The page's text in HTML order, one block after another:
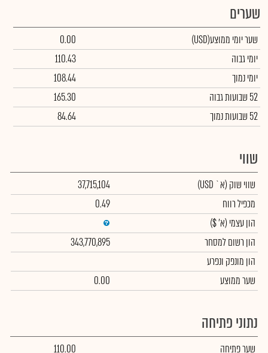
שערים
שער יומי ממוצע(USD)
0.00
יומי גבוה
110.43
יומי נמוך
108.44
52 שבועות גבוה
165.30
52 שבועות נמוך
84.64
שווי
שווי שוק (א` USD)
37,715,104
מכפיל רווח
0.49
הון עצמי (א' $)
הון רשום למסחר
343,770,895
הון מונפק ונפרע
שער ממוצע
0.00
נתוני פתיחה
שער פתיחה 110.00